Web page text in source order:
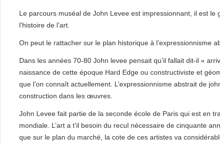
Le parcours muséal de John Levee est impressionnant, il est le
l’histoire de l’art.
On peut le rattacher sur le plan historique à l’expressionnisme
Dans les années 70-80 John levee pensait qu’il fallait dit-il «
naissance de cette époque Hard Edge ou constructiviste et
que l’on connaît actuellement. L’expressionnisme abstrait de
construction dans les œuvres.
John Levee fait partie de la seconde école de Paris qui est en
mondiale. L’art a t’il besoin du recul nécessaire de cinquante
que sur le plan du marché, la cote de ces artistes va